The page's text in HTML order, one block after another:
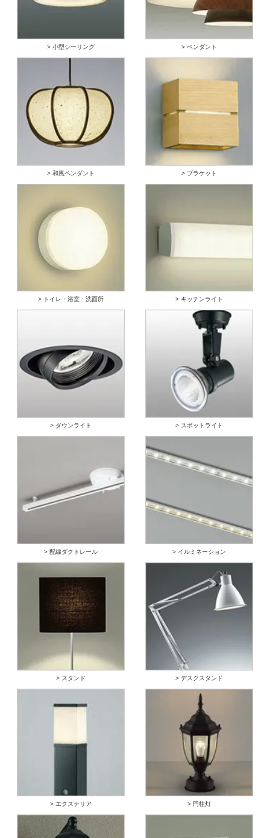
> 小型シーリング > ペンダント
> 和風ペンダント > ブラケット
> トイレ・浴室・洗面所 > キッチンライト
> ダウンライト > スポットライト
> 配線ダクトレール > イルミネーション
> スタンド > デスクスタンド
> エクステリア > 門柱灯